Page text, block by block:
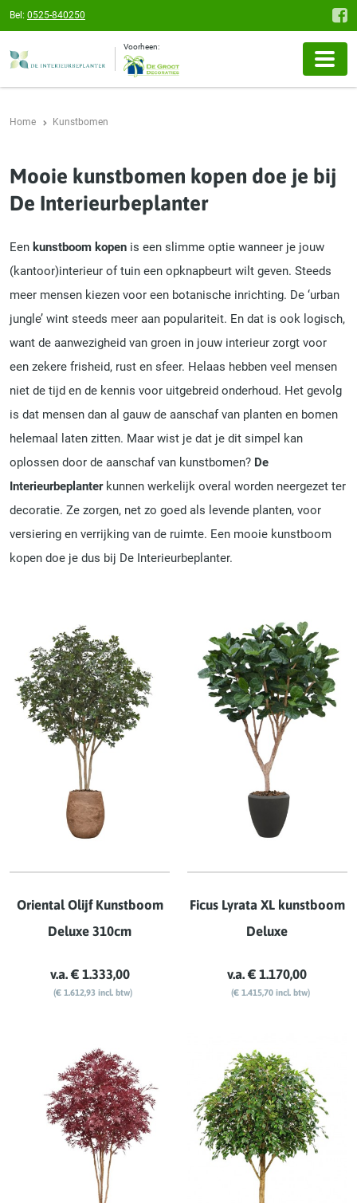
Bel: 0525-840250
Voorheen:
Home Kunstbomen
Mooie kunstbomen kopen doe je bij
De Interieurbeplanter
Een kunstboom kopen is een slimme optie wanneer je jouw
(kantoor)interieur of tuin een opknapbeurt wilt geven. Steeds
meer mensen kiezen voor een botanische inrichting. De ‘urban
jungle’ wint steeds meer aan populariteit. En dat is ook logisch,
want de aanwezigheid van groen in jouw interieur zorgt voor
een zekere frisheid, rust en sfeer. Helaas hebben veel mensen
niet de tijd en de kennis voor uitgebreid onderhoud. Het gevolg
is dat mensen dan al gauw de aanschaf van planten en bomen
helemaal laten zitten. Maar wist je dat je dit simpel kan
oplossen door de aanschaf van kunstbomen? De
Interieurbeplanterkunnen werkelijk overal worden neergezet ter
decoratie. Ze zorgen, net zo goed als levende planten, voor
versiering en verrijking van de ruimte. Een mooie kunstboom
kopen doe je dus bij De Interieurbeplanter.
Oriental Olijf Kunstboom
Deluxe 310cm
v.a. € 1.333,00
(€ 1.612,93 incl. btw)
Ficus Lyrata XL kunstboom
Deluxe
v.a. € 1.170,00
(€ 1.415,70 incl. btw)